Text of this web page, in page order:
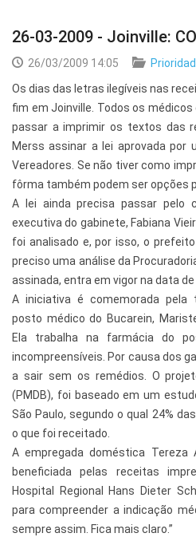
26-03-2009 - Joinville:
26/03/2009 14:05
Os dias das letras ilegíveis nas
fim em Joinville. Todos os
passar a imprimir os textos das
Merss assinar a lei aprovada por
Vereadores. Se não tiver como
fôrma também podem ser opções
A lei ainda precisa passar pelo
executiva do gabinete, Fabiana
foi analisado e, por isso, o
preciso uma análise da
assinada, entra em vigor na data de
A iniciativa é comemorada pela
posto médico do Bucarein,
Ela trabalha na farmácia do
incompreensíveis. Por causa dos
a sair sem os remédios. O
(PMDB), foi baseado em um
São Paulo, segundo o qual 24%
o que foi receitado.
A empregada doméstica
beneficiada pelas receitas
Hospital Regional Hans Dieter
para compreender a indicação
sempre assim. Fica mais claro.”